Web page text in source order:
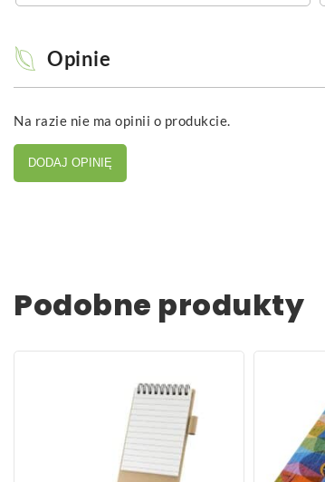
Opinie
Na razie nie ma opinii o produkcie.
DODAJ OPINIĘ
Podobne produkty